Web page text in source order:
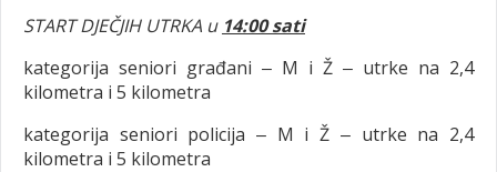
START DJEČJIH UTRKA u 14:00 sati
kategorija seniori građani ‒ M i Ž ‒ utrke na 2,4
kilometra i 5 kilometra
kategorija seniori policija ‒ M i Ž ‒ utrke na 2,4
kilometra i 5 kilometra